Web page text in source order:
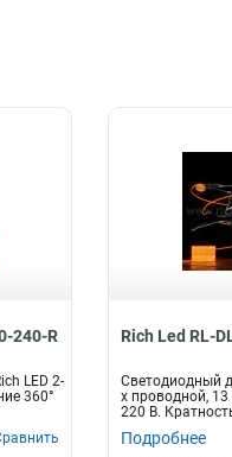
240-R
LED 2-
360°
Rich Led RL-
Светодиодный
х проводной,
220 В.
Подробнее